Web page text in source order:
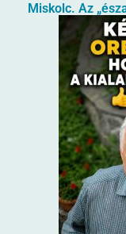
Miskolc. Az